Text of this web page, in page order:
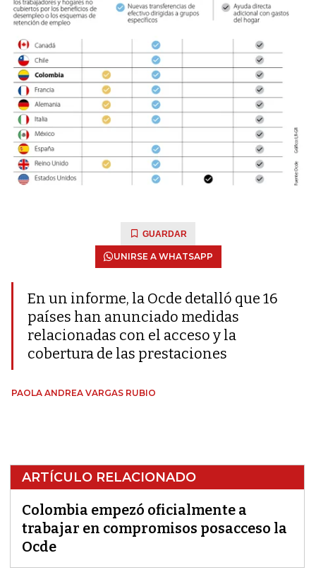
GUARDAR
UNIRSE A WHATSAPP
En un informe, la Ocde detalló que 16
países han anunciado medidas
relacionadas con el acceso y la
cobertura de las prestaciones
PAOLA ANDREA VARGAS RUBIO
ARTÍCULO RELACIONADO
Colombia empezó oficialmente a
trabajar en compromisos posacceso la
Ocde